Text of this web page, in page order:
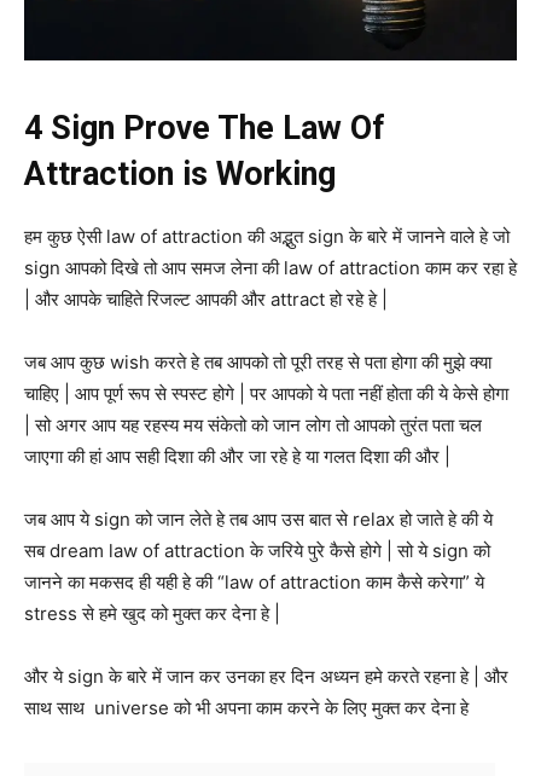
4 Sign Prove The Law Of
Attraction is Working
हम कुछ ऐसी law of attraction की अद्भुत sign के बारे में जानने वाले हे जो
sign आपको दिखे तो आप समज लेना की law of attraction काम कर रहा हे
| और आपके चाहिते रिजल्ट आपकी और attract हो रहे हे |
जब आप कुछ wish करते हे तब आपको तो पूरी तरह से पता होगा की मुझे क्या
चाहिए | आप पूर्ण रूप से स्पस्ट होगे | पर आपको ये पता नहीं होता की ये केसे होगा
| सो अगर आप यह रहस्य मय संकेतो को जान लोग तो आपको तुरंत पता चल
जाएगा की हां आप सही दिशा की और जा रहे हे या गलत दिशा की और |
जब आप ये sign को जान लेते हे तब आप उस बात से relax हो जाते हे की ये
सब dream law of attraction के जरिये पुरे कैसे होगे | सो ये sign को
जानने का मकसद ही यही हे की “law of attraction काम कैसे करेगा” ये
stress से हमे खुद को मुक्त कर देना हे |
और ये sign के बारे में जान कर उनका हर दिन अध्यन हमे करते रहना हे | और
साथ साथ universe को भी अपना काम करने के लिए मुक्त कर देना हे